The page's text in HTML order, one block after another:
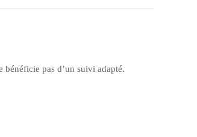
pas d’un suivi adapté.